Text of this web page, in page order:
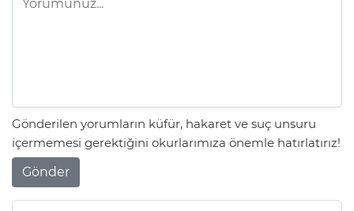
Gönderilen yorumların küfür, hakaret ve suç unsuru
içermemesi gerektiğini okurlarımıza önemle hatırlatırız!
Gönder